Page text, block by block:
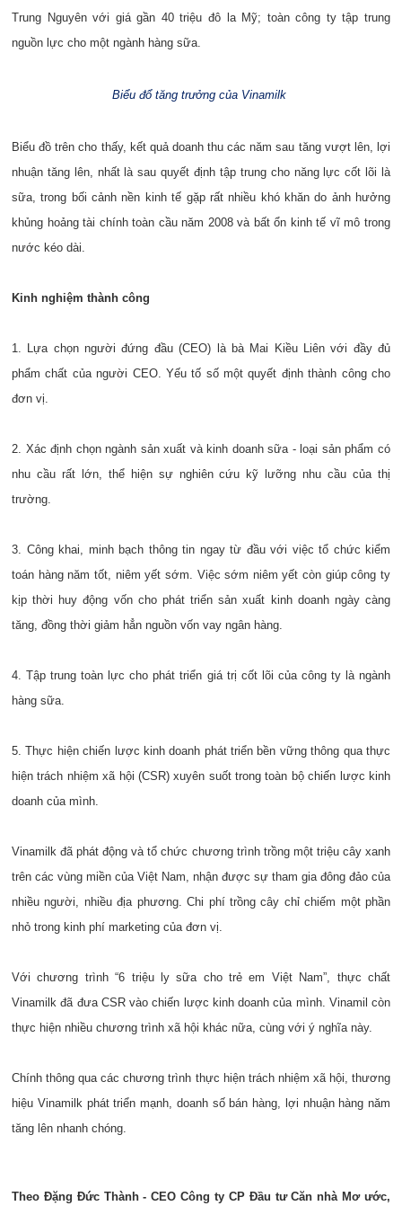
Trung Nguyên với giá gần 40 triệu đô la Mỹ; toàn công ty tập trung
nguồn lực cho một ngành hàng sữa.
Biểu đổ tăng trưởng của Vinamilk
Biểu đồ trên cho thấy, kết quả doanh thu các năm sau tăng vượt lên, lợi
nhuận tăng lên, nhất là sau quyết định tập trung cho năng lực cốt lõi là
sữa, trong bối cảnh nền kinh tế gặp rất nhiều khó khăn do ảnh hưởng
khủng hoảng tài chính toàn cầu năm 2008 và bất ổn kinh tế vĩ mô trong
nước kéo dài.
Kinh nghiệm thành công
1. Lựa chọn người đứng đầu (CEO) là bà Mai Kiều Liên với đầy đủ
phẩm chất của người CEO. Yếu tố số một quyết định thành công cho
đơn vị.
2. Xác định chọn ngành sản xuất và kinh doanh sữa - loại sản phẩm có
nhu cầu rất lớn, thể hiện sự nghiên cứu kỹ lưỡng nhu cầu của thị
trường.
3. Công khai, minh bạch thông tin ngay từ đầu với việc tổ chức kiểm
toán hàng năm tốt, niêm yết sớm. Việc sớm niêm yết còn giúp công ty
kịp thời huy động vốn cho phát triển sản xuất kinh doanh ngày càng
tăng, đồng thời giảm hẳn nguồn vốn vay ngân hàng.
4. Tập trung toàn lực cho phát triển giá trị cốt lõi của công ty là ngành
hàng sữa.
5. Thực hiện chiến lược kinh doanh phát triển bền vững thông qua thực
hiện trách nhiệm xã hội (CSR) xuyên suốt trong toàn bộ chiến lược kinh
doanh của mình.
Vinamilk đã phát động và tổ chức chương trình trồng một triệu cây xanh
trên các vùng miền của Việt Nam, nhận được sự tham gia đông đảo của
nhiều người, nhiều địa phương. Chi phí trồng cây chỉ chiếm một phần
nhỏ trong kinh phí marketing của đơn vị.
Với chương trình “6 triệu ly sữa cho trẻ em Việt Nam”, thực chất
Vinamilk đã đưa CSR vào chiến lược kinh doanh của mình. Vinamil còn
thực hiện nhiều chương trình xã hội khác nữa, cùng với ý nghĩa này.
Chính thông qua các chương trình thực hiện trách nhiệm xã hội, thương
hiệu Vinamilk phát triển mạnh, doanh số bán hàng, lợi nhuận hàng năm
tăng lên nhanh chóng.
Theo Đặng Đức Thành - CEO Công ty CP Đầu tư Căn nhà Mơ ước,